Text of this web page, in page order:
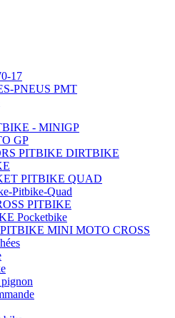
17
PNEUS PMT
- MINIGP
GP
PITBIKE DIRTBIKE
PITBIKE QUAD
Pitbike-Quad
PITBIKE
Pocketbike
MINI MOTO CROSS